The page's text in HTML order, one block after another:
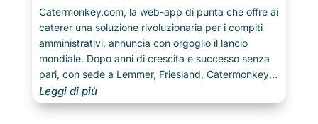
Catermonkey.com, la web-app di punta che offre ai
caterer una soluzione rivoluzionaria per i compiti
amministrativi, annuncia con orgoglio il lancio
mondiale. Dopo anni di crescita e successo senza
pari, con sede a Lemmer, Friesland, Catermonkey
estende la sua influenza verso nuovi mercati
internazionali.
Leggi di più